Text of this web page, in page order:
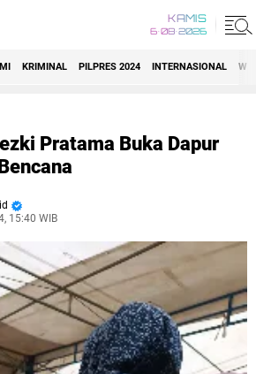
KAMIS
6•08•2026
KRIMINAL PILPRES 2024 INTERNASIONAL
Pratama Buka Dapur
15:40 WIB